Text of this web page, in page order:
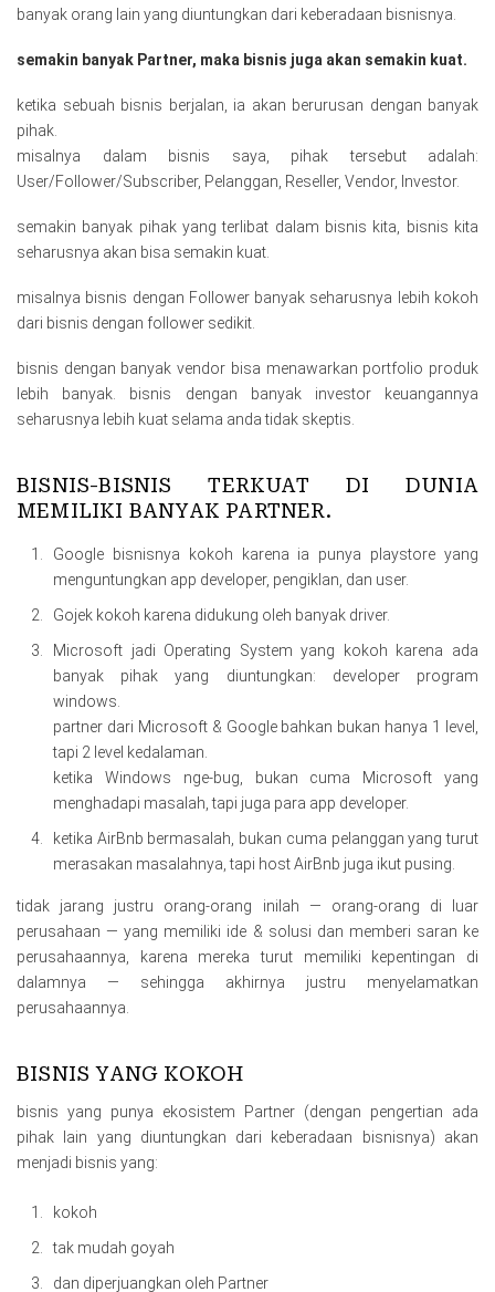
banyak orang lain yang diuntungkan dari keberadaan bisnisnya.
semakin banyak Partner, maka bisnis juga akan semakin kuat.
ketika sebuah bisnis berjalan, ia akan berurusan dengan banyak
pihak.
misalnya dalam bisnis saya, pihak tersebut adalah:
User/Follower/Subscriber, Pelanggan, Reseller, Vendor, Investor.
semakin banyak pihak yang terlibat dalam bisnis kita, bisnis kita
seharusnya akan bisa semakin kuat.
misalnya bisnis dengan Follower banyak seharusnya lebih kokoh
dari bisnis dengan follower sedikit.
bisnis dengan banyak vendor bisa menawarkan portfolio produk
lebih banyak. bisnis dengan banyak investor keuangannya
seharusnya lebih kuat selama anda tidak skeptis.
BISNIS-BISNIS TERKUAT DI DUNIA
MEMILIKI BANYAK PARTNER.
Google bisnisnya kokoh karena ia punya playstore yang
menguntungkan app developer, pengiklan, dan user.
Gojek kokoh karena didukung oleh banyak driver.
Microsoft jadi Operating System yang kokoh karena ada
banyak pihak yang diuntungkan: developer program
windows.
partner dari Microsoft & Google bahkan bukan hanya 1 level,
tapi 2 level kedalaman.
ketika Windows nge-bug, bukan cuma Microsoft yang
menghadapi masalah, tapi juga para app developer.
ketika AirBnb bermasalah, bukan cuma pelanggan yang turut
merasakan masalahnya, tapi host AirBnb juga ikut pusing.
tidak jarang justru orang-orang inilah — orang-orang di luar
perusahaan — yang memiliki ide & solusi dan memberi saran ke
perusahaannya, karena mereka turut memiliki kepentingan di
dalamnya — sehingga akhirnya justru menyelamatkan
perusahaannya.
BISNIS YANG KOKOH
bisnis yang punya ekosistem Partner (dengan pengertian ada
pihak lain yang diuntungkan dari keberadaan bisnisnya) akan
menjadi bisnis yang:
kokoh
tak mudah goyah
dan diperjuangkan oleh Partner